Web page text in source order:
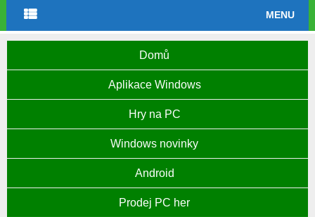
MENU
Domů
Aplikace Windows
Hry na PC
Windows novinky
Android
Prodej PC her